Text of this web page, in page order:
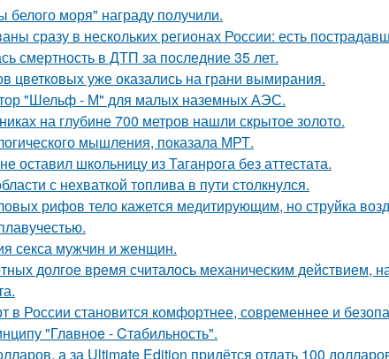
моря" награду получили.
сразу в нескольких регионах России: есть
смертность в ДТП за последние 35 лет.
цветковых уже оказались на грани вымирания.
"Шельф - М" для малых наземных АЭС.
на глубине 700 метров нашли скрытое золото.
мышления, показала МРТ.
оставил школьницу из Таганрога без аттестата.
с нехваткой топлива в пути столкнулся.
рифов тело кажется медитирующим, но струйка
секса мужчин и женщин.
долгое время считалось механическим действием,
в России становится комфортнее, современнее и
"Глaвноe - Cтaбильность".
а за Ultimate Edition придётся отдать 100